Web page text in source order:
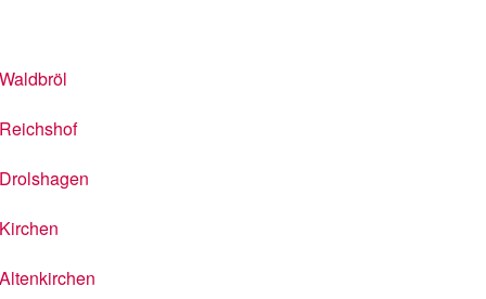
Waldbröl
Reichshof
Drolshagen
Kirchen
Altenkirchen